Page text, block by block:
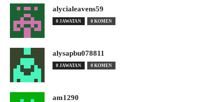
alycialeavens59
0 JAWATAN 0 KOMEN
alysapbu078811
0 JAWATAN 0 KOMEN
am1290